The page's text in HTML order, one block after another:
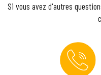
Si vous avez d'autres